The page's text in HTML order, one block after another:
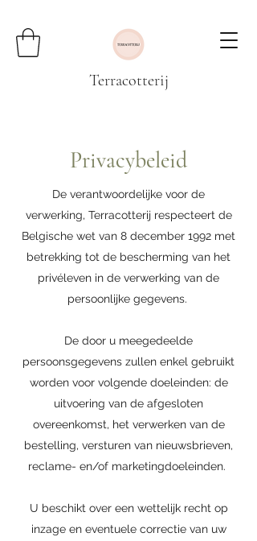
Terracotterij
Privacybeleid
De verantwoordelijke voor de
verwerking, Terracotterij respecteert de
Belgische wet van 8 december 1992 met
betrekking tot de bescherming van het
privéleven in de verwerking van de
persoonlijke gegevens.
De door u meegedeelde
persoonsgegevens zullen enkel gebruikt
worden voor volgende doeleinden: de
uitvoering van de afgesloten
overeenkomst, het verwerken van de
bestelling, versturen van nieuwsbrieven,
reclame- en/of marketingdoeleinden.
U beschikt over een wettelijk recht op
inzage en eventuele correctie van uw